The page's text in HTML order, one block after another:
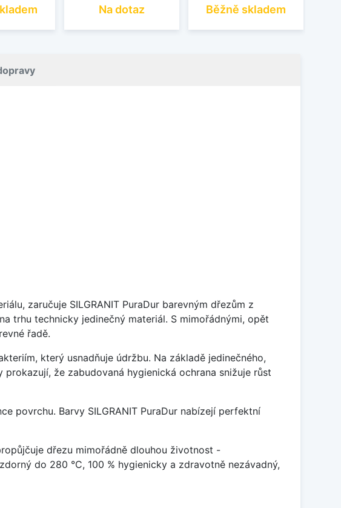
Na dotaz Běžně skladem
zaručuje SILGRANIT PuraDur barevným dřezům z
trhu technicky jedinečný materiál. S mimořádnými, opět
řadě.
který usnadňuje údržbu. Na základě jedinečného,
že zabudovaná hygienická ochrana snižuje růst
povrchu. Barvy SILGRANIT PuraDur nabízejí perfektní
dřezu mimořádně dlouhou životnost -
do 280 °C, 100 % hygienicky a zdravotně nezávadný,